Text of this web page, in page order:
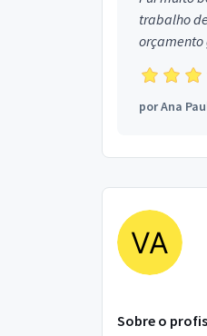
trabalho
orçamento
Obrigada!
porAna
Sobre o